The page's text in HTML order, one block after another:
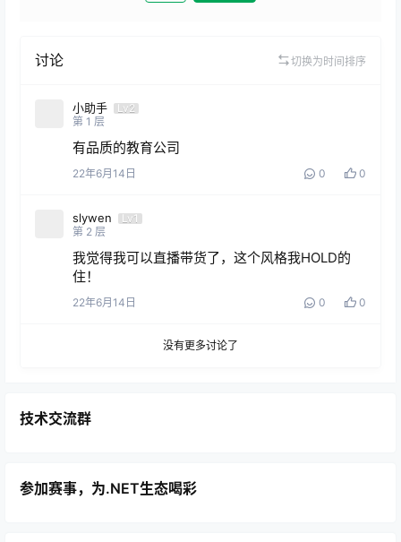
讨论 切换为时间排序
小助手
Lv2
第 1 层
有品质的教育公司
22年6月14日 0 0
slywen
Lv1
第 2 层
我觉得我可以直播带货了，这个风格我HOLD的
住！
22年6月14日 0 0
没有更多讨论了
技术交流群
参加赛事，为.NET生态喝彩